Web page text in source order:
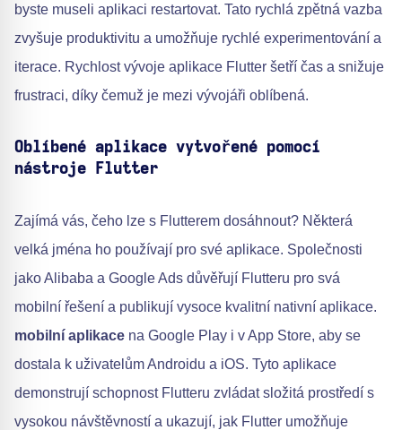
byste museli aplikaci restartovat. Tato rychlá zpětná vazba
zvyšuje produktivitu a umožňuje rychlé experimentování a
iterace. Rychlost vývoje aplikace Flutter šetří čas a snižuje
frustraci, díky čemuž je mezi vývojáři oblíbená.
Oblíbené aplikace vytvořené pomocí
nástroje Flutter
Zajímá vás, čeho lze s Flutterem dosáhnout? Některá
velká jména ho používají pro své aplikace. Společnosti
jako Alibaba a Google Ads důvěřují Flutteru pro svá
mobilní řešení a publikují vysoce kvalitní nativní aplikace.
mobilní aplikace na Google Play i v App Store, aby se
dostala k uživatelům Androidu a iOS. Tyto aplikace
demonstrují schopnost Flutteru zvládat složitá prostředí s
vysokou návštěvností a ukazují, jak Flutter umožňuje